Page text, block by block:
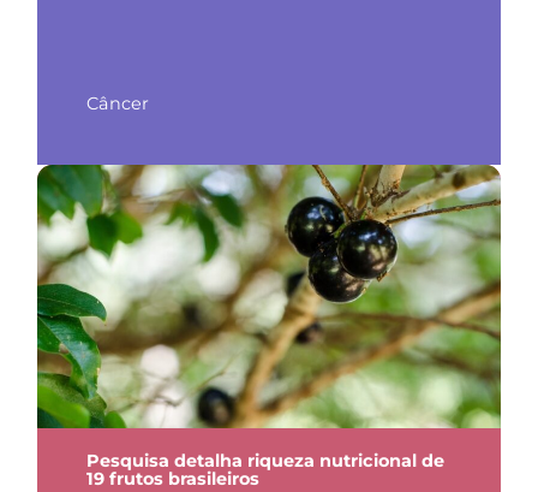
Câncer
Pesquisa detalha riqueza nutricional de
19 frutos brasileiros